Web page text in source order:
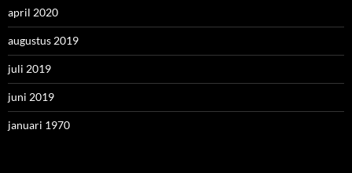
april 2020
augustus 2019
juli 2019
juni 2019
januari 1970